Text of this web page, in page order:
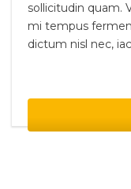
sollicitudin quam.
mi tempus
dictum nisl nec,